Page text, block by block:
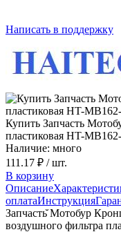
Написать в поддержку
Купить Запчасть
пластиковая HT-
Наличие: много
111.17 ₽ / шт.
В корзину
Описание
оплатаИнструкция
Запчасть̆ Мотобур
воздушного фильтра